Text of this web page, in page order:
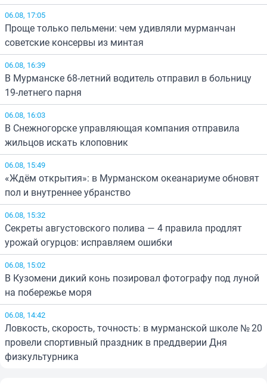
06.08, 17:05
Проще только пельмени: чем удивляли мурманчан
советские консервы из минтая
06.08, 16:39
В Мурманске 68-летний водитель отправил в больницу
19-летнего парня
06.08, 16:03
В Снежногорске управляющая компания отправила
жильцов искать клоповник
06.08, 15:49
«Ждём открытия»: в Мурманском океанариуме обновят
пол и внутреннее убранство
06.08, 15:32
Секреты августовского полива — 4 правила продлят
урожай огурцов: исправляем ошибки
06.08, 15:02
В Кузомени дикий конь позировал фотографу под луной
на побережье моря
06.08, 14:42
Ловкость, скорость, точность: в мурманской школе № 20
провели спортивный праздник в преддверии Дня
физкультурника